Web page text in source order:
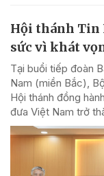
Hội thánh Tin
sức vì khát
Tại buổi tiếp đoàn
Nam (miền Bắc),
Hội thánh đồng
đưa Việt Nam trở